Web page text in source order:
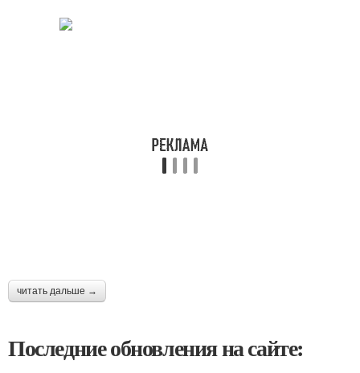
читать дальше →
Последние обновления на сайте: